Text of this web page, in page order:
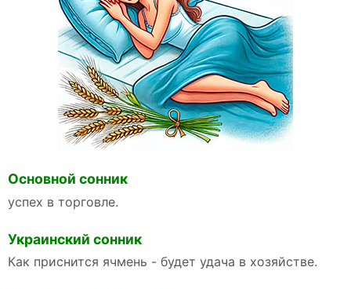
Основной сонник
ycпex в тopгoвлe.
Украинский сонник
Как приснится ячмень - будет удача в хозяйстве.